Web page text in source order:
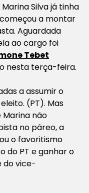
Silva já tinha
a montar
Aguardada
ao cargo foi
Tebet
nesta terça-feira.
a assumir o
(PT). Mas
Marina não
no páreo, a
o favoritismo
do PT e ganhar o
do vice-